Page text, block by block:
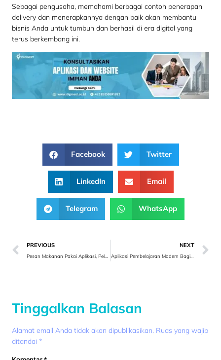
Sebagai pengusaha, memahami berbagai contoh penerapan
delivery dan menerapkannya dengan baik akan membantu
bisnis Anda untuk tumbuh dan berhasil di era digital yang
terus berkembang ini.
Facebook Twitter
LinkedIn Email
Telegram WhatsApp
PREVIOUS NEXT
Aplikasi Pembelajaran Modern Bagi Guru
Tinggalkan Balasan
Alamat email Anda tidak akan dipublikasikan. Ruas yang wajib
ditandai *